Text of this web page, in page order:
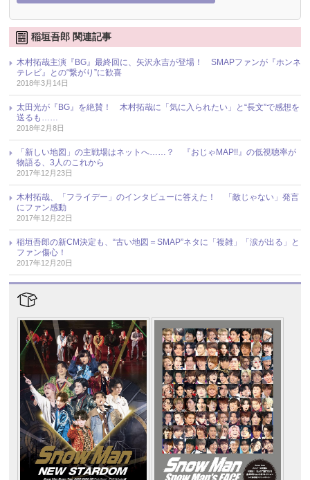
稲垣吾郎 関連記事
木村拓哉主演『BG』最終回に、矢沢永吉が登場！ SMAPファンが『ホンネ
テレビ』との“繋がり”に歓喜
2018年3月14日
太田光が『BG』を絶賛！ 木村拓哉に「気に入られたい」と“長文”で感想を
送るも……
2018年2月8日
「新しい地図」の主戦場はネットへ……？ 『おじゃMAP!!』の低視聴率が
物語る、3人のこれから
2017年12月23日
木村拓哉、「フライデー」のインタビューに答えた！ 「敵じゃない」発言
にファン感動
2017年12月22日
稲垣吾郎の新CM決定も、“古い地図＝SMAP”ネタに「複雑」「涙が出る」と
ファン傷心！
2017年12月20日